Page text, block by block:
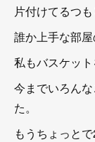
片付けてるつ
誰か上手な部
私もバスケッ
今までいろん
た。
もうちょっと